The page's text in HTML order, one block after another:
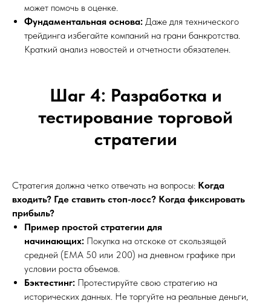
может помочь в оценке.
Фундаментальная основа: Даже для технического
трейдинга избегайте компаний на грани банкротства.
Краткий анализ новостей и отчетности обязателен.
Шаг 4: Разработка и
тестирование торговой
стратегии
Стратегия должна четко отвечать на вопросы: Когда
входить? Где ставить стоп-лосс? Когда фиксировать
прибыль?
Пример простой стратегии для
начинающих: Покупка на отскоке от скользящей
средней (EMA 50 или 200) на дневном графике при
условии роста объемов.
Бэктестинг: Протестируйте свою стратегию на
исторических данных. Не торгуйте на реальные деньги,